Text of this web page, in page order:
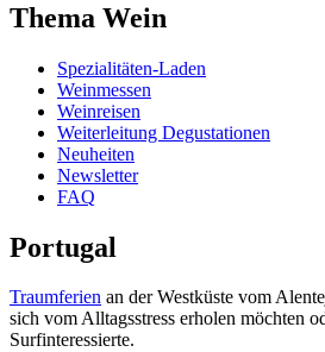
Thema Wein
Spezialitäten-Laden
Weinmessen
Weinreisen
Weiterleitung Degustationen
Neuheiten
Newsletter
FAQ
Portugal
Traumferien an der Westküste vom
sich vom Alltagsstress erholen möchten
Surfinteressierte.